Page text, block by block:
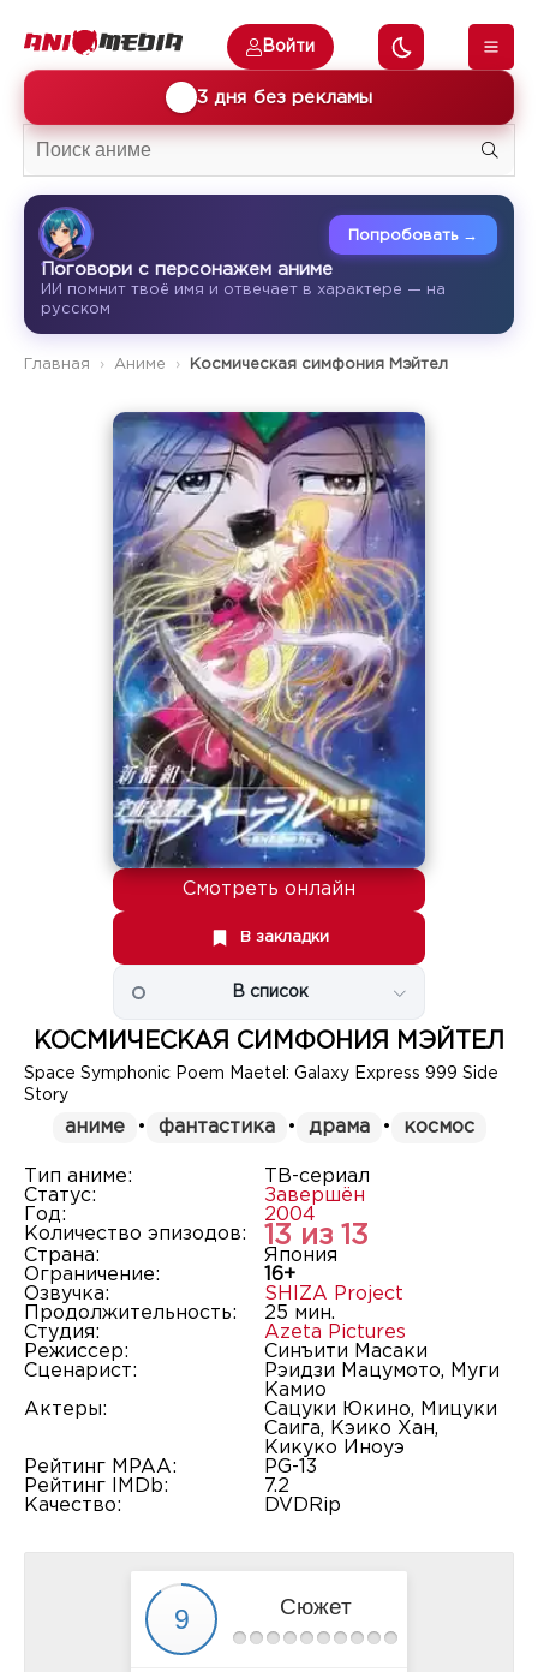
3 дня без рекламы
Войти
Поговори с персонажем аниме
ИИ помнит твоё имя и отвечает в характере — на
русском
Попробовать →
Главная Аниме Космическая симфония Мэйтел
Смотреть онлайн
В закладки
В список
КОСМИЧЕСКАЯ СИМФОНИЯ МЭЙТЕЛ
Space Symphonic Poem Maetel: Galaxy Express 999 Side
Story
аниме • фантастика • драма • космос
Тип аниме:
ТВ-сериал
Статус:
Завершён
Год:
2004
Количество эпизодов:
13 из 13
Страна:
Япония
Ограничение:
16+
Озвучка:
SHIZA Project
Продолжительность:
25 мин.
Студия:
Azeta Pictures
Режиссер:
Синъити Масаки
Сценарист:
Рэидзи Мацумото, Муги
Камио
Актеры:
Сацуки Юкино, Мицуки
Саига, Кэико Хан,
Кикуко Иноуэ
Рейтинг MPAA:
PG-13
Рейтинг IMDb:
7.2
Качество:
DVDRip
Сюжет